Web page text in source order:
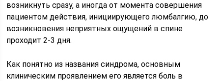
возникнуть сразу, а иногда от момента совершения
пациентом действия, инициирующего люмбалгию, до
возникновения неприятных ощущений в спине
проходит 2-3 дня.
Как понятно из названия синдрома, основным
клиническим проявлением его является боль в